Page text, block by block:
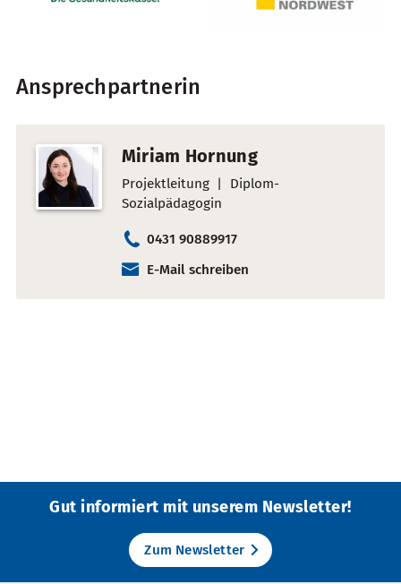
Ansprechpartnerin
Miriam Hornung
Projektleitung
Diplom-
Sozialpädagogin
0431 90889917
E-Mail schreiben
Gut informiert mit unserem Newsletter!
Zum Newsletter